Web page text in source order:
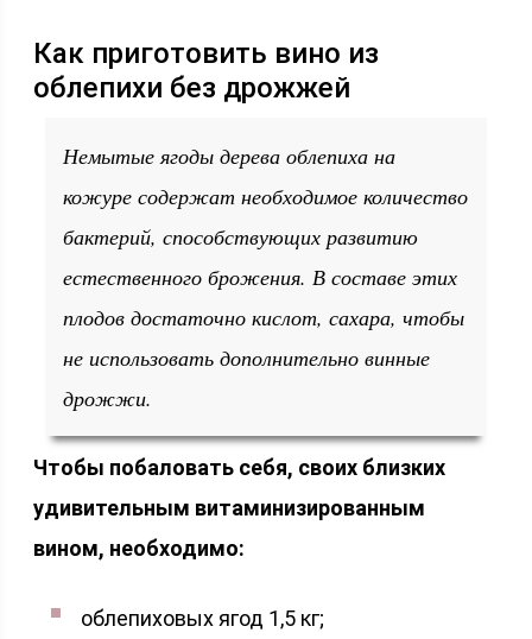
Как приготовить вино из
облепихи без дрожжей
Немытые ягоды дерева облепиха на
кожуре содержат необходимое количество
бактерий, способствующих развитию
естественного брожения. В составе этих
плодов достаточно кислот, сахара, чтобы
не использовать дополнительно винные
дрожжи.
Чтобы побаловать себя, своих близких
удивительным витаминизированным
вином, необходимо:
облепиховых ягод 1,5 кг;